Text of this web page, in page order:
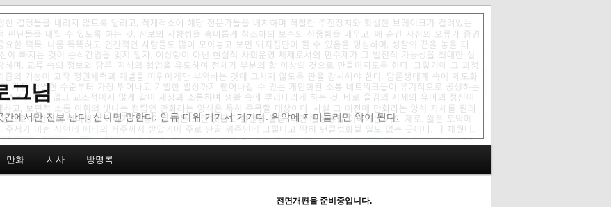
그님
에서만 진보 난다. 신나면 망한다. 인류 따위 거기서 거기다. 위악에 재미들리면 악이 된다.
만화 시사 방명록
전면개편을 준비중입니다.